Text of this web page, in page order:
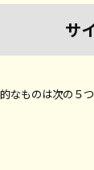
サ
なものは次の５つ